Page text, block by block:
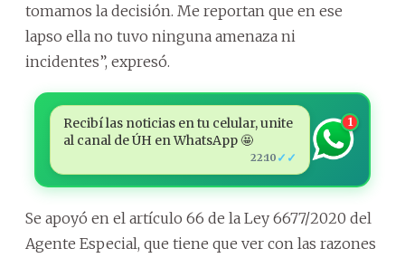
tomamos la decisión. Me reportan que en ese
lapso ella no tuvo ninguna amenaza ni
incidentes”, expresó.
Recibí las noticias en tu celular, unite
al canal de ÚH en WhatsApp 🤩
22:10 ✓✓
1
Se apoyó en el artículo 66 de la Ley 6677/2020 del
Agente Especial, que tiene que ver con las razones